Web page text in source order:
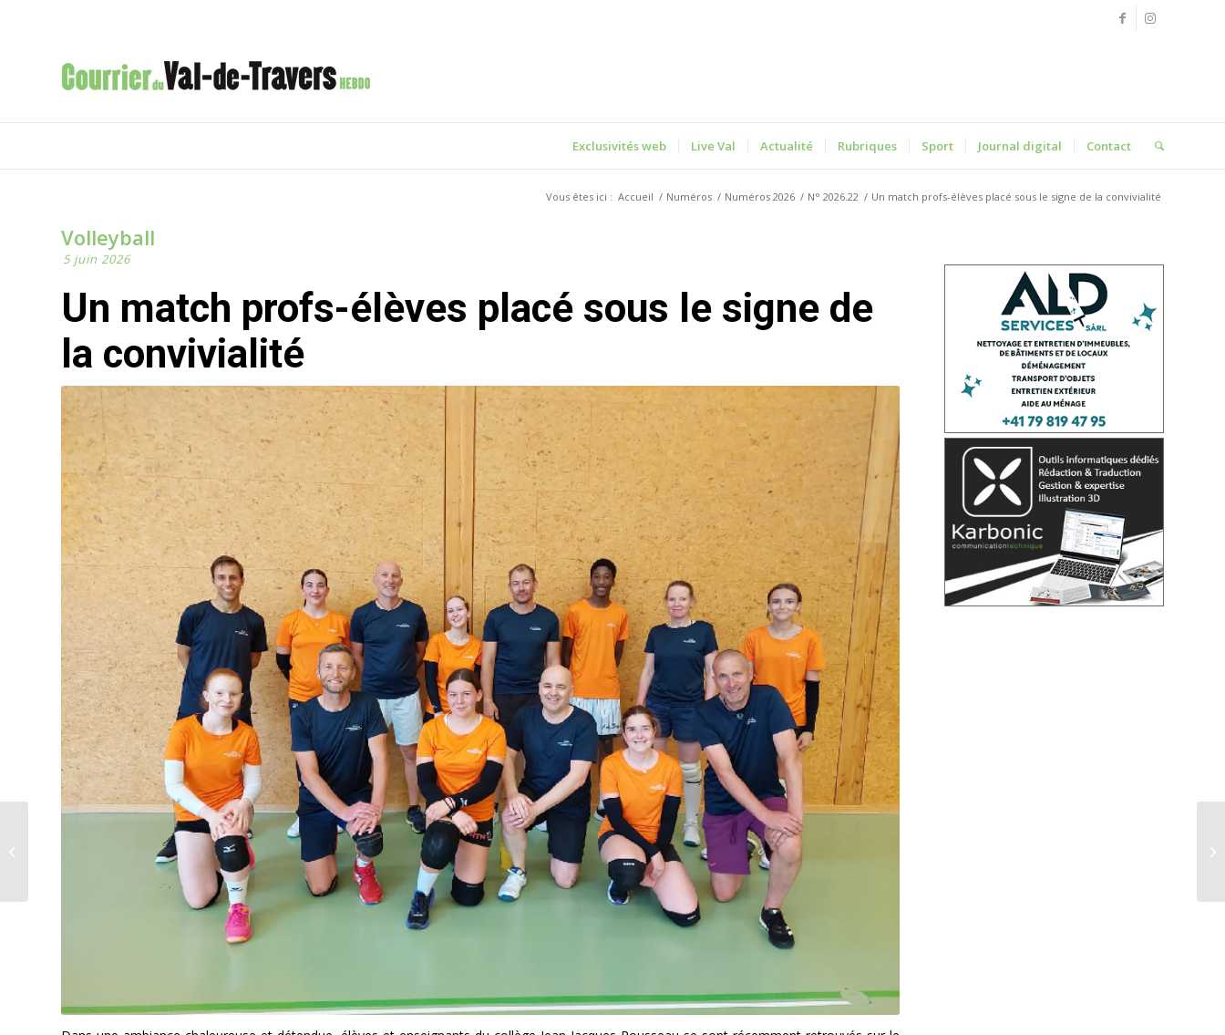
Exclusivités web Live Val Actualité Rubriques Sport Journal digital Contact
Vous êtes ici : Accueil / Numéros / Numéros 2026 / N° 2026.22 / Un match profs-élèves placé sous le signe de la convivialité
Volleyball
5 juin 2026
Un match profs-élèves placé sous le signe de
la convivialité
Portrait des artistes